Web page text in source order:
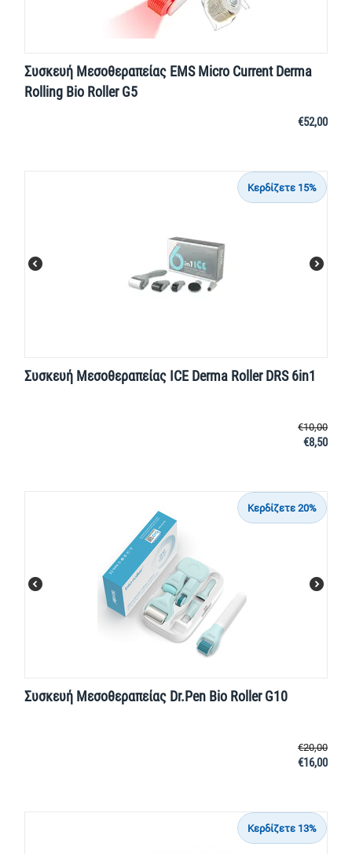
Συσκευή Μεσοθεραπείας EMS Micro Current Derma
Rolling Bio Roller G5
€52,00
Κερδίζετε 15%
Συσκευή Μεσοθεραπείας ICE Derma Roller DRS 6in1
€10,00
€8,50
Κερδίζετε 20%
Συσκευή Μεσοθεραπείας Dr.Pen Bio Roller G10
€20,00
€16,00
Κερδίζετε 13%